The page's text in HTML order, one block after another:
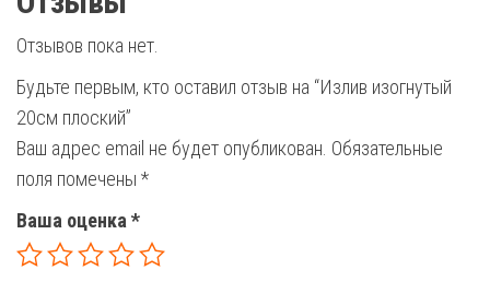
Отзывов пока нет.
Будьте первым, кто оставил отзыв на “Излив изогнутый
20см плоский”
Ваш адрес email не будет опубликован. Обязательные
поля помечены *
Ваша оценка *